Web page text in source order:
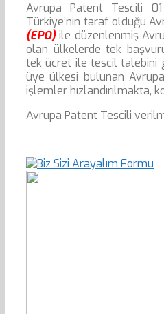
Avrupa Patent Tescili
Türkiye’nin taraf olduğu
(EPO)ile düzenlenmiş
olan ülkelerde tek
tek ücret ile tescil talebini
üye ülkesi bulunan
işlemler hızlandırılmakta,
Avrupa Patent Tescili